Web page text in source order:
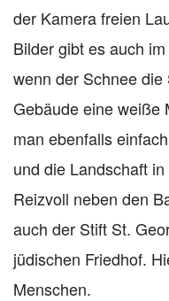
der Kamera freien
Bilder gibt es auch
wenn der Schnee
Gebäude eine weiße
man ebenfalls
und die Landschaft
Reizvoll neben den
auch der Stift St.
jüdischen Friedhof.
Menschen.